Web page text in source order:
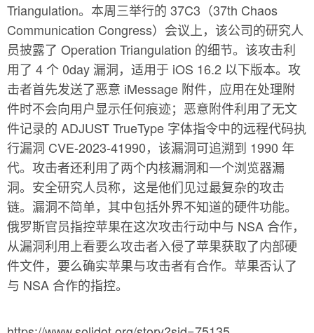
Triangulation。本周三举行的 37C3（37th Chaos
Communication Congress）会议上，该公司的研究人
员披露了 Operation Triangulation 的细节。该攻击利
用了 4 个 0day 漏洞，适用于 iOS 16.2 以下版本。攻
击者首先发送了恶意 iMessage 附件，应用在处理附
件时不会向用户显示任何痕迹；恶意附件利用了无文
件记录的 ADJUST TrueType 字体指令中的远程代码执
行漏洞 CVE-2023-41990，该漏洞可追溯到 1990 年
代。攻击者还利用了两个内核漏洞和一个浏览器漏
洞。安全研究人员称，这是他们见过最复杂的攻击
链。漏洞不简单，其中包括外界不知道的硬件功能。
俄罗斯官员指控苹果在这次攻击行动中与 NSA 合作，
从漏洞利用上看要么攻击者入侵了苹果获取了内部硬
件文件，要么确实苹果与攻击者有合作。苹果否认了
与 NSA 合作的指控。